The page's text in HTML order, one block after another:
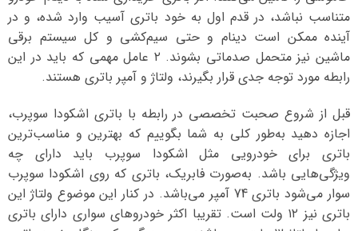
متناسب نباشد، در قدم اول به خود باتری آسیب وارد شده، و در
آینده ممکن است دینام و حتی سیم‌کشی و کل سیستم برقی
ماشین نیز متحمل صدماتی بشوند. ۲ عامل مهمی که باید در این
رابطه مورد توجه جدی قرار بگیرند، ولتاژ و آمپر باتری هستند.
قبل از شروع صحبت تخصصی در رابطه با باتری اشکودا سوپرب،
اجازه دهید به‌طور کلی به شما بگوییم که بهترین و مناسب‌ترین
باتری برای خودرویی مثل اشکودا سوپرب باید دارای چه
ویژگی‌هایی باشد. به‌صورت فابریک، باتری که روی اشکودا سوپرب
سوار می‌شود باتری 74 آمپر می‌باشد. در کنار این موضوع ولتاژ این
باتری نیز ۱۲ ولت است. تقریبا اکثر خودروهای سواری دارای باتری